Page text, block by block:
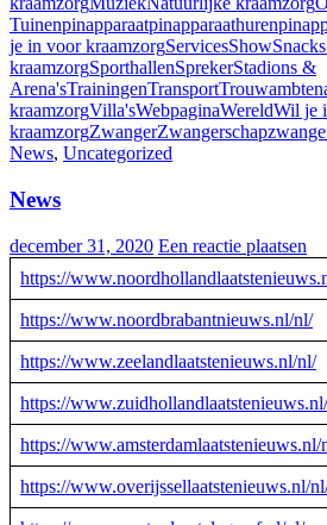
Tuinenpinapparaatpinapparaathuren
je in voor kraamzorgServicesShowSnacks
kraamzorgSporthallenSprekerStadions &
Arena'sTrainingenTransport
kraamzorgVilla'sWebpaginaWereldWil je
kraamzorgZwangerZwangerschap
News, Uncategorized
News
december 31, 2020 Een reactie plaatsen
https://
https://www.noordbrabantnieuws.nl/nl/
https://www.zeelandlaatstenieuws.nl/nl/
https://
https://www.amsterdamlaatstenieuws.nl/
https://www.overijssellaatstenieuws.nl/